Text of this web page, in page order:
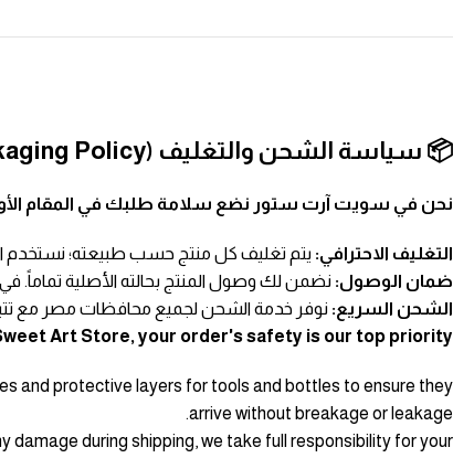
📦 سياسة الشحن والتغليف (Shipping & Packaging Policy)
نحن في سويت آرت ستور نضع سلامة طلبك في المقام
التغليف الاحترافي: يتم تغليف كل منتج حسب طبيعته؛ نستخدم
ضمان الوصول: نضمن لك وصول المنتج بحالته الأصلية تماماً.
الشحن السريع: نوفر خدمة الشحن لجميع محافظات مصر مع
Art Store, your order's safety is our top priority:
and protective layers for tools and bottles to ensure they
arrive without breakage or leakage.
during shipping, we take full responsibility for your